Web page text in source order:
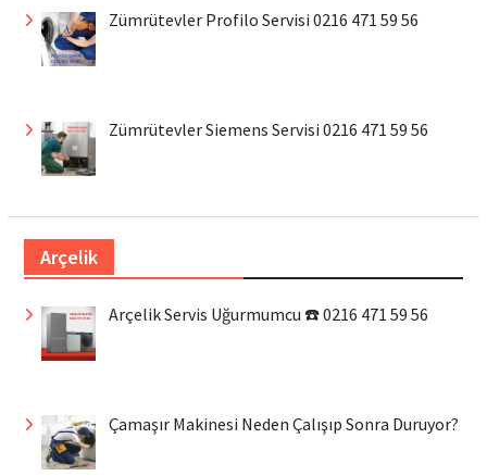
Zümrütevler Profilo Servisi 0216 471 59 56
Zümrütevler Siemens Servisi 0216 471 59 56
Arçelik
Arçelik Servis Uğurmumcu ☎️ 0216 471 59 56
Çamaşır Makinesi Neden Çalışıp Sonra Duruyor?